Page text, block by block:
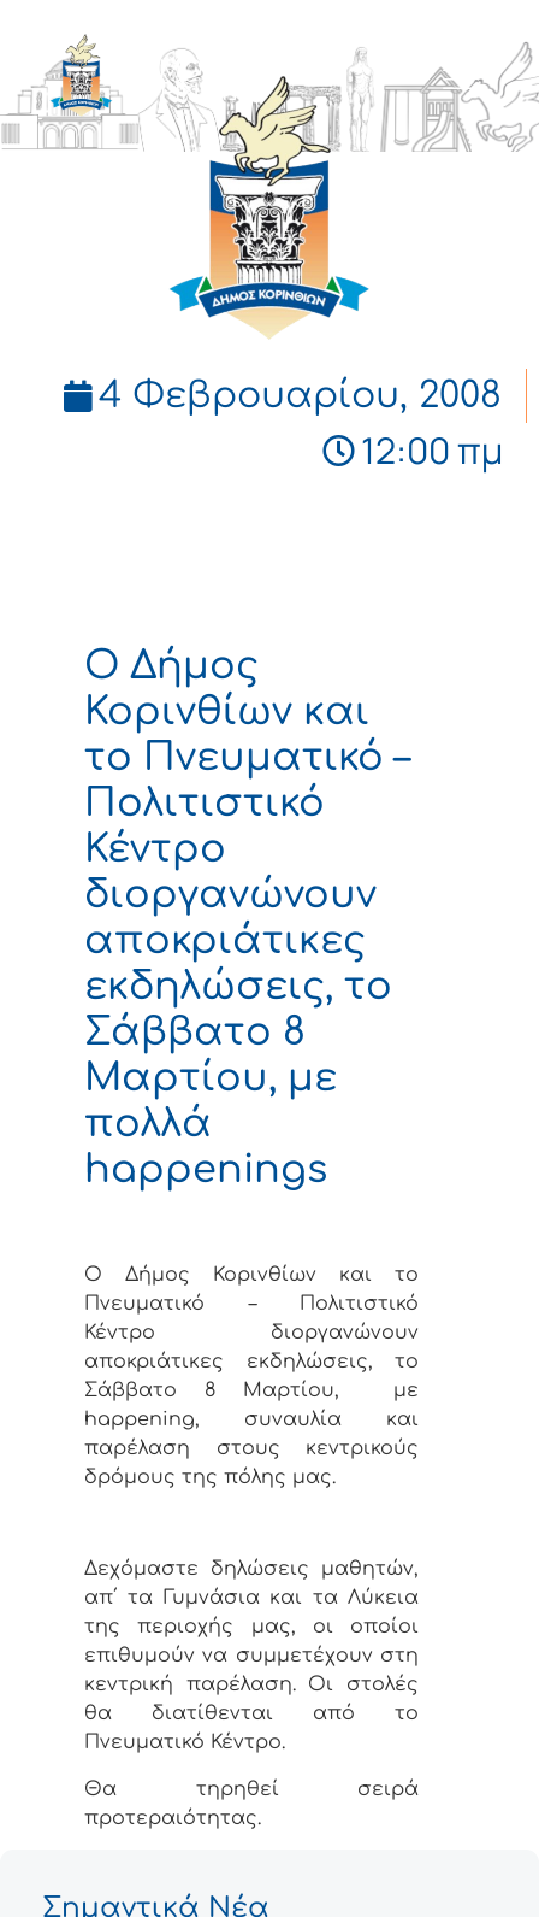
ΔΗΜΟΣ
ΚΟΡΙΝΘΙΩΝ
4 Φεβρουαρίου, 2008
12:00 πμ
Ο Δήμος
Κορινθίων και
το Πνευματικό –
Πολιτιστικό
Κέντρο
διοργανώνουν
αποκριάτικες
εκδηλώσεις, το
Σάββατο 8
Μαρτίου, με
πολλά
happenings
Ο Δήμος Κορινθίων και το
Πνευματικό – Πολιτιστικό
Κέντρο διοργανώνουν
αποκριάτικες εκδηλώσεις, το
Σάββατο 8 Μαρτίου,
με
happening, συναυλία και
παρέλαση στους κεντρικούς
δρόμους της πόλης μας.
Δεχόμαστε δηλώσεις μαθητών,
απ΄ τα Γυμνάσια και τα Λύκεια
της περιοχής μας, οι οποίοι
επιθυμούν να συμμετέχουν στη
κεντρική παρέλαση. Οι στολές
θα διατίθενται από το
Πνευματικό Κέντρο.
Θα τηρηθεί σειρά
προτεραιότητας.
Σημαντικά Νέα